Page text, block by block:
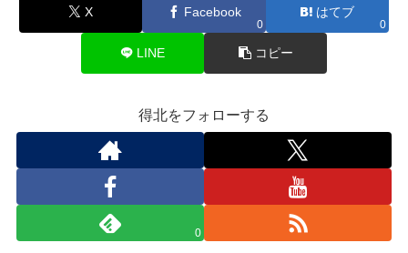
X Facebook
0
はてブ
0
LINE コピー
得北をフォローする
0